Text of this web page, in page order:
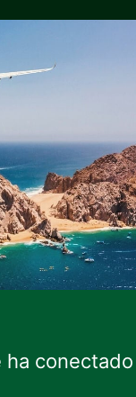
ha conectado